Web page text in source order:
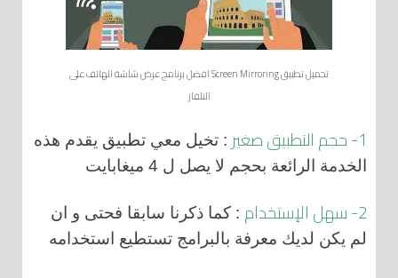
تحميل تطبيق Screen Mirroring افضل برنامج عرض شاشة الهاتف على
التلفاز
1- حجم التطبيق صغير
: تخيل معي تطبيق يقدم هذه
الخدمة الرائعة بحجم لا يصل ل 4 ميغابايت
2- سهل الإستخدام
: كما ذكرنا سابقا فحتى و ان
لم يكن لديك معرفة بالبرامج تستطيع استخدامه